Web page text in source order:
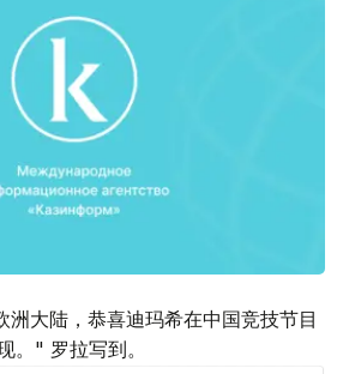
大陆，恭喜迪玛希在中国竞技节目
。" 罗拉写到。